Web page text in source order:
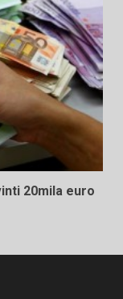
20mila euro